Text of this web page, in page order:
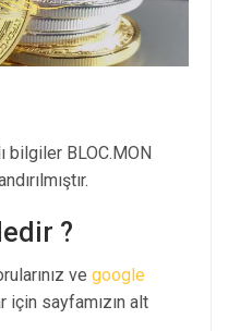
bilgiler BLOC.MON
?
ve google
için sayfamızın alt